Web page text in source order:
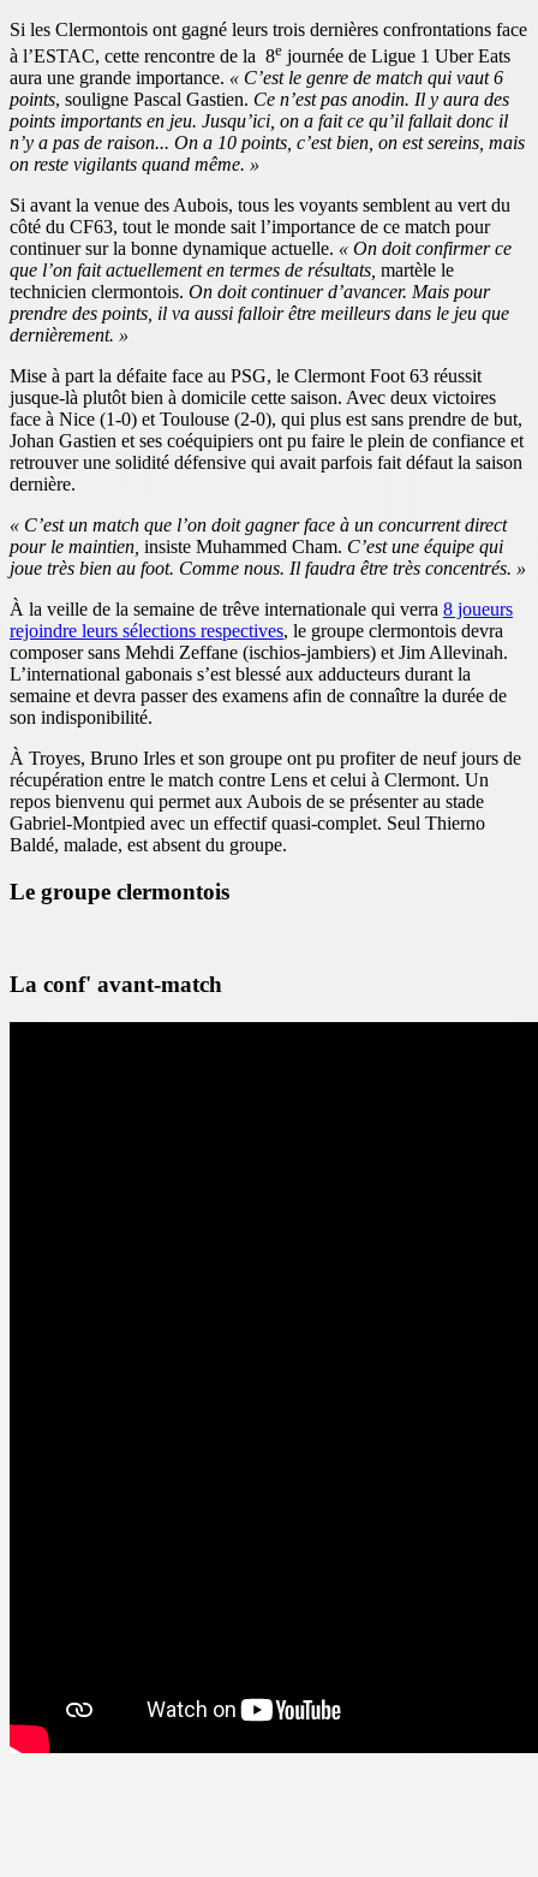
Si les Clermontois ont gagné leurs trois dernières confrontations face
à l’ESTAC, cette rencontre de la 8e journée de Ligue 1 Uber Eats
aura une grande importance. « C’est le genre de match qui vaut 6
points, souligne Pascal Gastien. Ce n’est pas anodin. Il y aura des
points importants en jeu. Jusqu’ici, on a fait ce qu’il fallait donc il
n’y a pas de raison... On a 10 points, c’est bien, on est sereins, mais
on reste vigilants quand même. »
Si avant la venue des Aubois, tous les voyants semblent au vert du
côté du CF63, tout le monde sait l’importance de ce match pour
continuer sur la bonne dynamique actuelle. « On doit confirmer ce
que l’on fait actuellement en termes de résultats, martèle le
technicien clermontois. On doit continuer d’avancer. Mais pour
prendre des points, il va aussi falloir être meilleurs dans le jeu que
dernièrement. »
Mise à part la défaite face au PSG, le Clermont Foot 63 réussit
jusque-là plutôt bien à domicile cette saison. Avec deux victoires
face à Nice (1-0) et Toulouse (2-0), qui plus est sans prendre de but,
Johan Gastien et ses coéquipiers ont pu faire le plein de confiance et
retrouver une solidité défensive qui avait parfois fait défaut la saison
dernière.
« C’est un match que l’on doit gagner face à un concurrent direct
pour le maintien, insiste Muhammed Cham. C’est une équipe qui
joue très bien au foot. Comme nous. Il faudra être très concentrés. »
À la veille de la semaine de trêve internationale qui verra 8 joueurs
rejoindre leurs sélections respectives, le groupe clermontois devra
composer sans Mehdi Zeffane (ischios-jambiers) et Jim Allevinah.
L’international gabonais s’est blessé aux adducteurs durant la
semaine et devra passer des examens afin de connaître la durée de
son indisponibilité.
À Troyes, Bruno Irles et son groupe ont pu profiter de neuf jours de
récupération entre le match contre Lens et celui à Clermont. Un
repos bienvenu qui permet aux Aubois de se présenter au stade
Gabriel-Montpied avec un effectif quasi-complet. Seul Thierno
Baldé, malade, est absent du groupe.
Le groupe clermontois
La conf' avant-match